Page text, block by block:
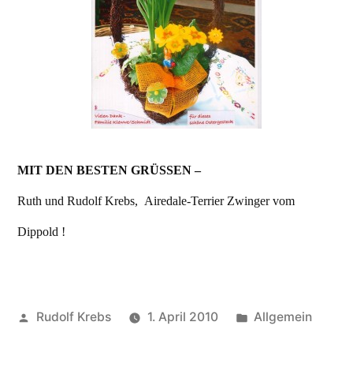
MIT DEN BESTEN GRÜSSEN –
Ruth und Rudolf Krebs, Airedale-Terrier Zwinger vom
Dippold !
Veröffentlicht
Rudolf Krebs 1. April 2010
Veröffentlicht
Allgemein